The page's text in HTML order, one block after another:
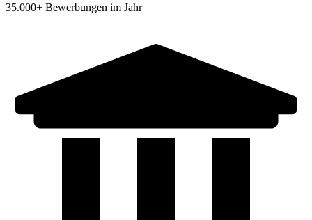
35.000+ Bewerbungen im Jahr